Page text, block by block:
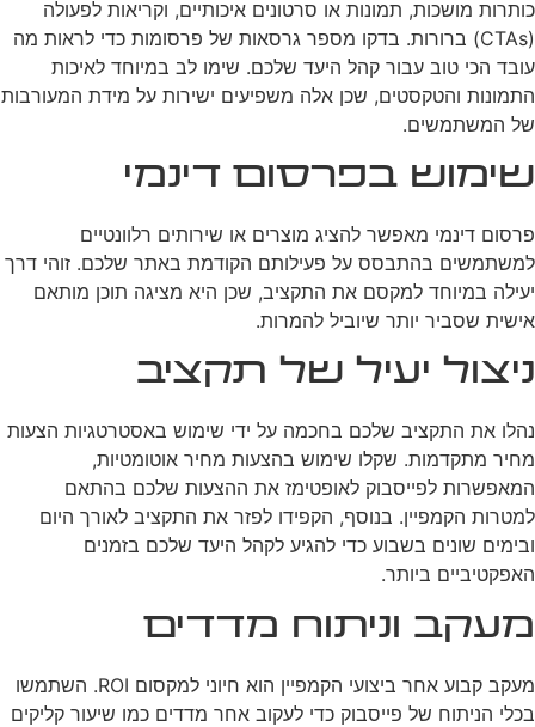
כותרות מושכות, תמונות או סרטונים איכותיים, וקריאות לפעולה
(CTAs) ברורות. בדקו מספר גרסאות של פרסומות כדי לראות מה
עובד הכי טוב עבור קהל היעד שלכם. שימו לב במיוחד לאיכות
התמונות והטקסטים, שכן אלה משפיעים ישירות על מידת המעורבות
של המשתמשים.
שימוש בפרסום דינמי
פרסום דינמי מאפשר להציג מוצרים או שירותים רלוונטיים
למשתמשים בהתבסס על פעילותם הקודמת באתר שלכם. זוהי דרך
יעילה במיוחד למקסם את התקציב, שכן היא מציגה תוכן מותאם
אישית שסביר יותר שיוביל להמרות.
ניצול יעיל של תקציב
נהלו את התקציב שלכם בחכמה על ידי שימוש באסטרטגיות הצעות
מחיר מתקדמות. שקלו שימוש בהצעות מחיר אוטומטיות,
המאפשרות לפייסבוק לאופטימז את ההצעות שלכם בהתאם
למטרות הקמפיין. בנוסף, הקפידו לפזר את התקציב לאורך היום
ובימים שונים בשבוע כדי להגיע לקהל היעד שלכם בזמנים
האפקטיביים ביותר.
מעקב וניתוח מדדים
מעקב קבוע אחר ביצועי הקמפיין הוא חיוני למקסום ROI. השתמשו
בכלי הניתוח של פייסבוק כדי לעקוב אחר מדדים כמו שיעור קליקים